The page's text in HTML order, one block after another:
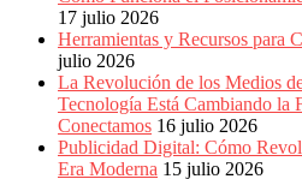
Eventos
Marketing,
Mercadotecnia,
Eventos
Publicitarios,
Colecciónes,
Marcas,
17 julio 2026
Herramientas y Recursos para
julio 2026
La Revolución de los Medios
Tecnología Está Cambiando la
Conectamos 16 julio 2026
Publicidad Digital: Cómo
Era Moderna 15 julio 2026